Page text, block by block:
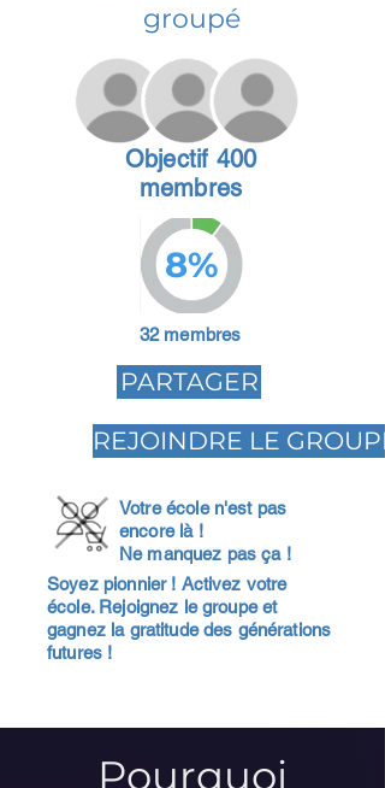
groupé
Objectif 400
membres
8%
32 membres
PARTAGER
REJOINDRE LE GROUPE
Votre école n'est pas
encore là !
Ne manquez pas ça !
Soyez pionnier ! Activez votre
école. Rejoignez le groupe et
gagnez la gratitude des générations
futures !
Pourquoi